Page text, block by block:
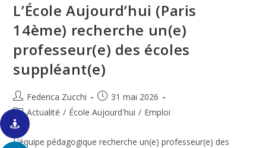
L’École Aujourd’hui (Paris
14ème) recherche un(e)
professeur(e) des écoles
suppléant(e)
Auteur/autrice
de
la
publication :
Federica Zucchi
Publication
publiée :
31 mai 2026
Post
category:
Actualité / École Aujourd'hui / Emploi
L’équipe pédagogique recherche un(e) professeur(e) des